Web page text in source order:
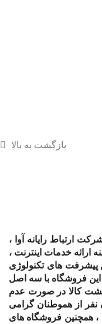
بازگشت به بالا
ارتباط رایانه آوا ،
ارائه خدمات اینترنت ،
پیشرفت های تکنولوژی
فروشگاه با سه اصل
کالا در صورت عدم
نفر از هموطنان گرامی
همچنین فروشگاه های